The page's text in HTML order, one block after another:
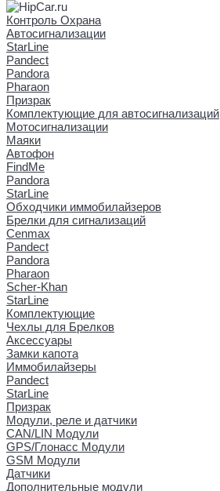
Контроль Охрана
Автосигнализации
StarLine
Pandect
Pandora
Pharaon
Призрак
Комплектующие для автосигнализаций
Мотосигнализации
Маяки
Автофон
FindMe
Pandora
StarLine
Обходчики иммобилайзеров
Брелки для сигнализаций
Cenmax
Pandect
Pandora
Pharaon
Scher-Khan
StarLine
Комплектующие
Чехлы для Брелков
Аксессуары
Замки капота
Иммобилайзеры
Pandect
StarLine
Призрак
Модули, реле и датчики
CAN/LIN Модули
GPS/Глонасс Модули
GSM Модули
Датчики
Дополнительные модули